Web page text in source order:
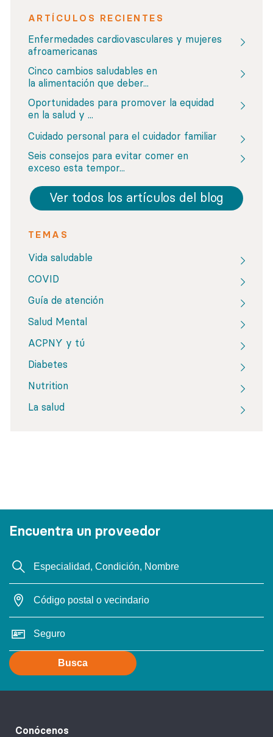
ARTÍCULOS RECIENTES
Enfermedades cardiovasculares y mujeres
afroamericanas
Cinco cambios saludables en
la alimentación que deber...
Oportunidades para promover la equidad
en la salud y ...
Cuidado personal para el cuidador familiar
Seis consejos para evitar comer en
exceso esta tempor...
Ver todos los artículos del blog
TEMAS
Vida saludable
COVID
Guía de atención
Salud Mental
ACPNY y tú
Diabetes
Nutrition
La salud
Encuentra un proveedor
Busca
Conócenos